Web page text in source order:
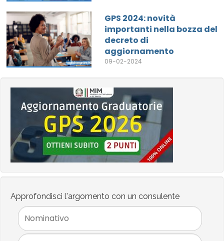
GPS 2024: novità
importanti nella bozza del
decreto di
aggiornamento
09-02-2024
Approfondisci l'argomento con un consulente